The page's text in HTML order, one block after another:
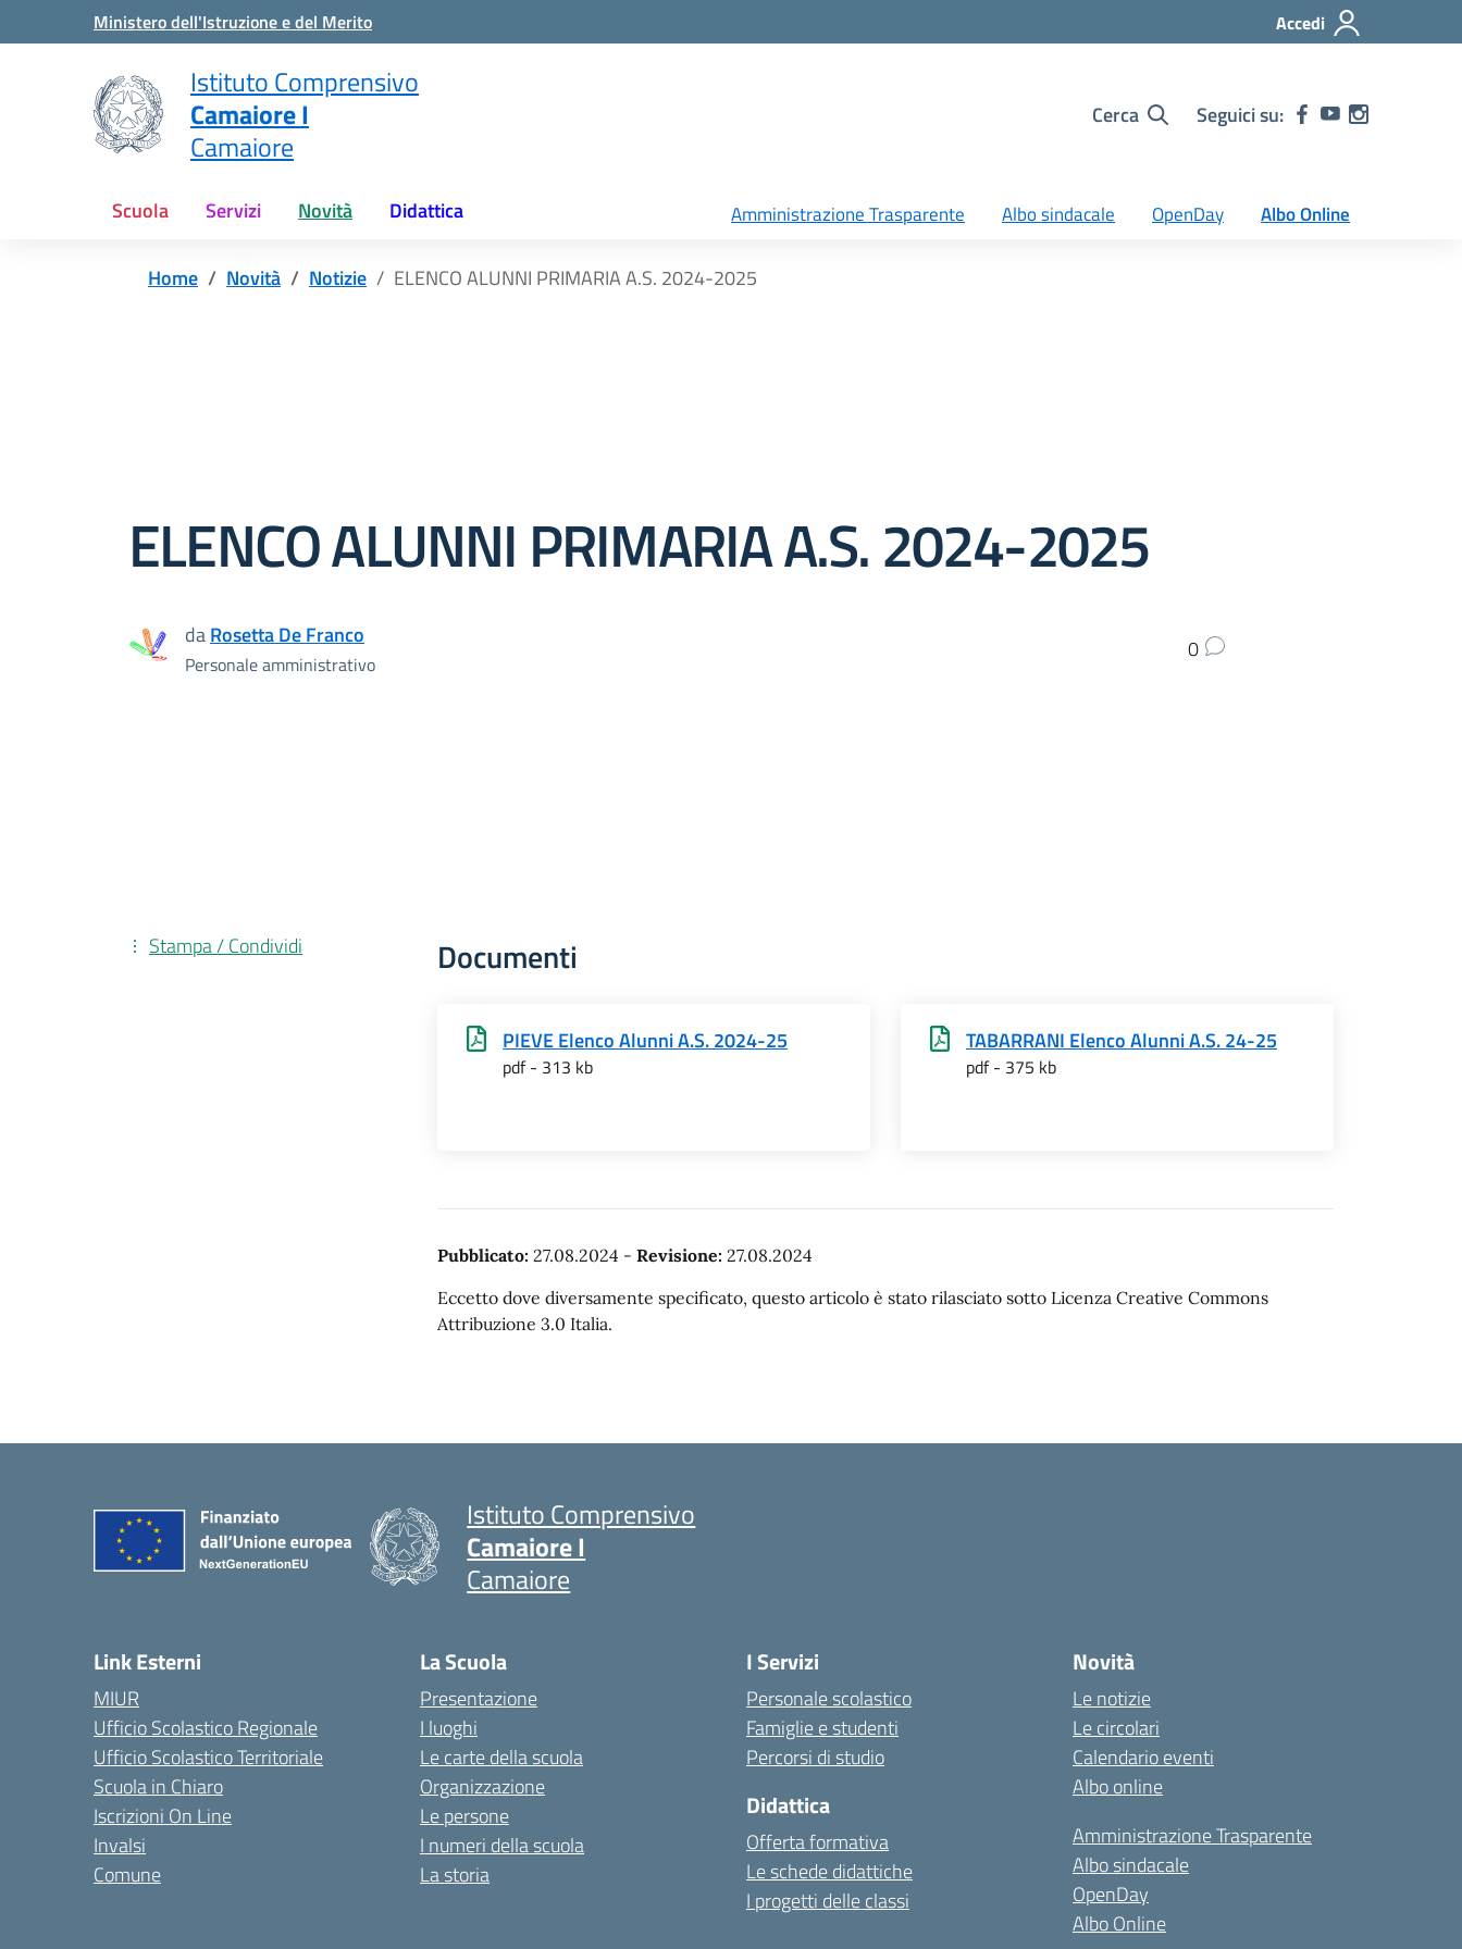
Vai ai contenuti
Vai al menu di navigazione
Ministero dell'Istruzione e del Merito Accedi
Istituto Comprensivo
Camaiore I
Camaiore
Cerca Seguici su:
Scuola Servizi Novità Didattica Amministrazione Trasparente Albo sindacale OpenDay Albo Online
Home Novità Notizie ELENCO ALUNNI PRIMARIA A.S. 2024-2025
ELENCO ALUNNI PRIMARIA A.S. 2024-2025
daRosetta De Franco
Personale amministrativo
0
Documenti
PIEVE Elenco Alunni A.S. 2024-25
pdf - 313 kb
TABARRANI Elenco Alunni A.S. 24-25
pdf - 375 kb
Pubblicato: 27.08.2024 - Revisione: 27.08.2024
Eccetto dove diversamente specificato, questo articolo è stato rilasciato sotto Licenza Creative Commons
Attribuzione 3.0 Italia.
Stampa / Condividi
Istituto Comprensivo
Camaiore I
Camaiore
Link Esterni
MIUR
Ufficio Scolastico Regionale
Ufficio Scolastico Territoriale
Scuola in Chiaro
Iscrizioni On Line
Invalsi
Comune
La Scuola
Presentazione
I luoghi
Le carte della scuola
Organizzazione
Le persone
I numeri della scuola
La storia
I Servizi
Personale scolastico
Famiglie e studenti
Percorsi di studio
Didattica
Offerta formativa
Le schede didattiche
I progetti delle classi
Novità
Le notizie
Le circolari
Calendario eventi
Albo online
Amministrazione Trasparente
Albo sindacale
OpenDay
Albo Online